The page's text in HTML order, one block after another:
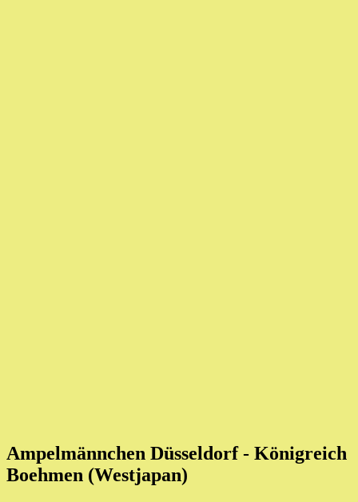
Ampelmännchen Düsseldorf - Königreich
Boehmen (Westjapan)